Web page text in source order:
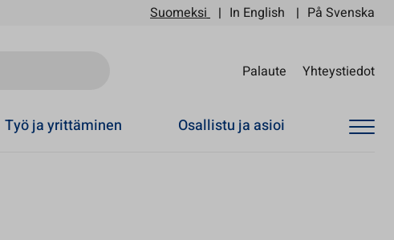
Suomeksi In English På Svenska
Palaute Yhteystiedot
Työ ja yrittäminen Osallistu ja asioi